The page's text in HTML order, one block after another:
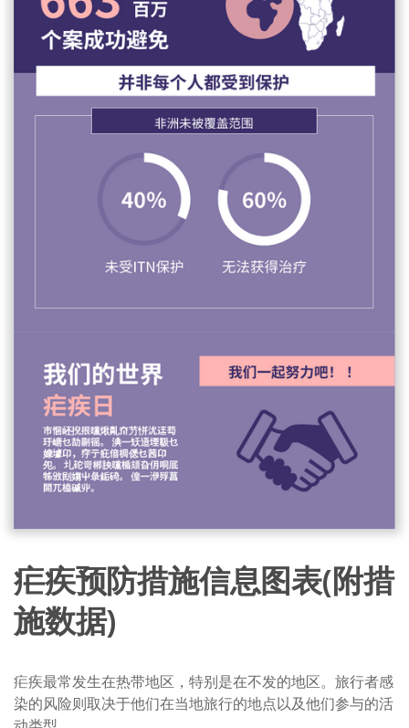
疟疾预防措施信息图表(附措
施数据)
疟疾最常发生在热带地区，特别是在不发的地区。旅行者感
染的风险则取决于他们在当地旅行的地点以及他们参与的活